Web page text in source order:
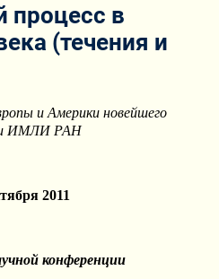
процесс в
(течения и
и Америки новейшего
ИМЛИ РАН
2011
конференции